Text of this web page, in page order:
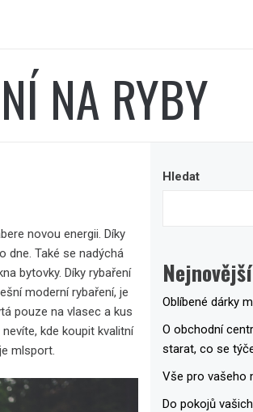
NA RYBY
novou energii. Díky
dne. Také se nadýchá
bytovky. Díky rybaření
moderní rybaření, je
pouze na vlasec a kus
kde koupit kvalitní
mlsport.
Hledat
Oblíbené dárky
O obchodní
starat, co se
Vše pro vašeho
Do pokojů